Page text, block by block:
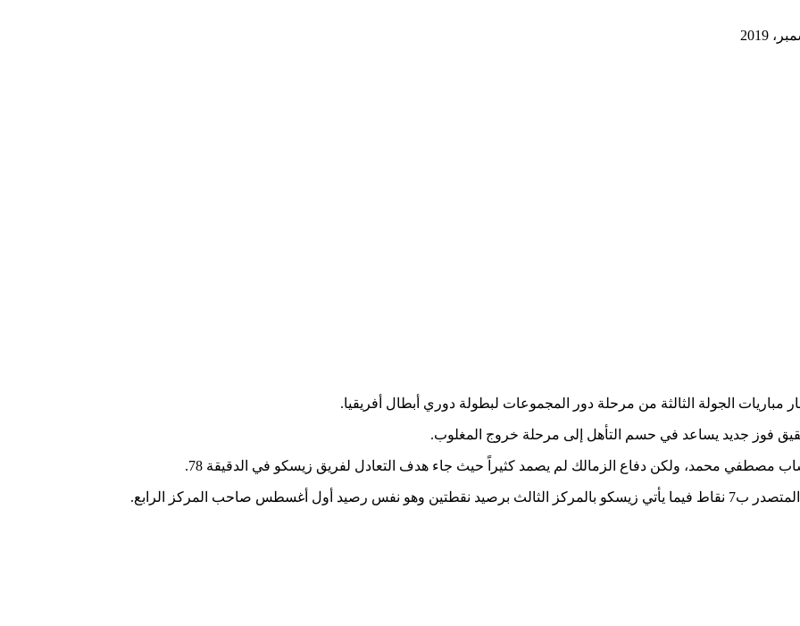
مباريات الجولة الثالثة من مرحلة دور المجموعات لبطولة دوري أبطال أفريقيا.
فوز جديد يساعد في حسم التأهل إلى مرحلة خروج المغلوب.